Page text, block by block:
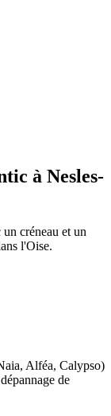
à Nesles-
créneau et un
l'Oise.
Alféa, Calypso)
de